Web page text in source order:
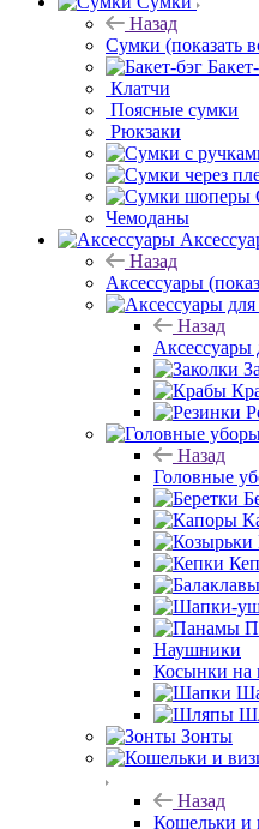
Назад
Сумки (показать
Сумки с ручками
Сумки через
Сумки шоперы
Чемоданы
Аксессуары
Назад
Аксессуары
Аксессуары для
Назад
Аксессуары
Заколки
Крабы
Резинки
Головные уборы
Назад
Головные
Беретки
Наушники
Косынки на
Зонты
Назад
Кошельки и